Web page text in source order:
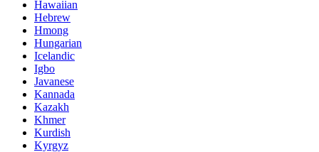
Hawaiian
Hebrew
Hmong
Hungarian
Icelandic
Igbo
Javanese
Kannada
Kazakh
Khmer
Kurdish
Kyrgyz